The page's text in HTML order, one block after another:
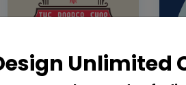
Unlimited